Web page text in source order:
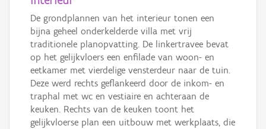
De grondplannen van het interieur tonen een
bijna geheel onderkelderde villa met vrij
traditionele planopvatting. De linkertravee bevat
op het gelijkvloers een enfilade van woon- en
eetkamer met vierdelige vensterdeur naar de tuin.
Deze werd rechts geflankeerd door de inkom- en
traphal met wc en vestiaire en achteraan de
keuken. Rechts van de keuken toont het
gelijkvloerse plan een uitbouw met werkplaats, die